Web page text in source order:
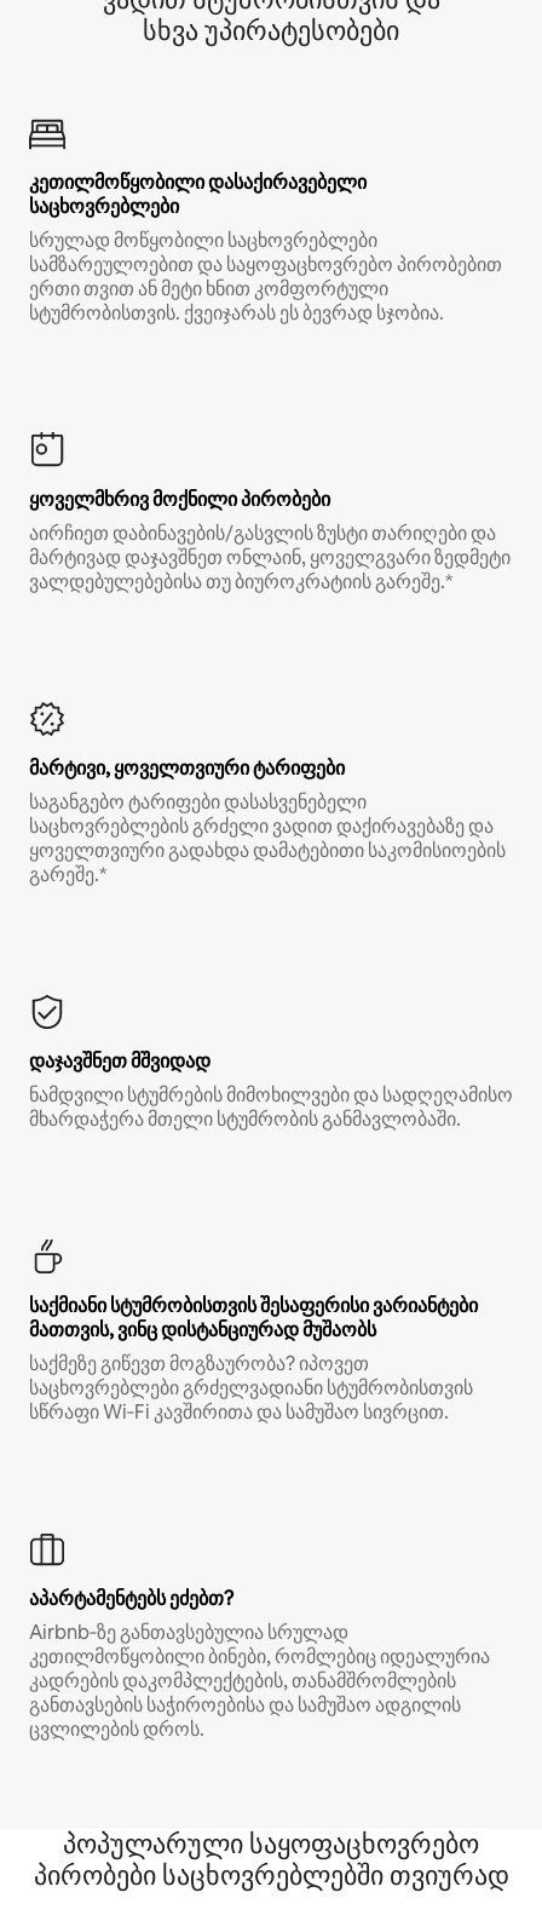
სხვა უპირატესობები
კეთილმოწყობილი დასაქირავებელი
საცხოვრებლები
სრულად მოწყობილი საცხოვრებლები
სამზარეულოებით და საყოფაცხოვრებო პირობებით
ერთი თვით ან მეტი ხნით კომფორტული
სტუმრობისთვის. ქვეიჯარას ეს ბევრად სჯობია.
ყოველმხრივ მოქნილი პირობები
აირჩიეთ დაბინავების/გასვლის ზუსტი თარიღები და
მარტივად დაჯავშნეთ ონლაინ, ყოველგვარი ზედმეტი
ვალდებულებებისა თუ ბიუროკრატიის გარეშე.*
მარტივი, ყოველთვიური ტარიფები
საგანგებო ტარიფები დასასვენებელი
საცხოვრებლების გრძელი ვადით დაქირავებაზე და
ყოველთვიური გადახდა დამატებითი საკომისიოების
გარეშე.*
დაჯავშნეთ მშვიდად
ნამდვილი სტუმრების მიმოხილვები და სადღეღამისო
მხარდაჭერა მთელი სტუმრობის განმავლობაში.
საქმიანი სტუმრობისთვის შესაფერისი ვარიანტები
მათთვის, ვინც დისტანციურად მუშაობს
საქმეზე გიწევთ მოგზაურობა? იპოვეთ
საცხოვრებლები გრძელვადიანი სტუმრობისთვის
სწრაფი Wi‑Fi კავშირითა და სამუშაო სივრცით.
აპარტამენტებს ეძებთ?
Airbnb‑ზე განთავსებულია სრულად
კეთილმოწყობილი ბინები, რომლებიც იდეალურია
კადრების დაკომპლექტების, თანამშრომლების
განთავსების საჭიროებისა და სამუშაო ადგილის
ცვლილების დროს.
პოპულარული საყოფაცხოვრებო
პირობები საცხოვრებლებში თვიურად